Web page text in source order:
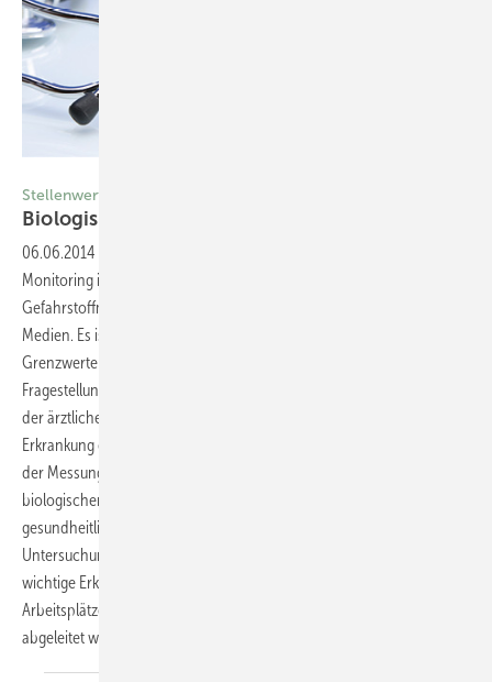
Stellenwert in der arbeitsmedizinischen Vorsorge
Biologisches
06.06.2014
Monitoring ist weit mehr als die Bestimmung von Gefahrstoffen oder
Gefahrstoffmetaboliten in Blut, Urin oder anderen biologischen
Medien. Es ist kein Instrument, um zu prüfen, ob bei Arbeitnehmern
Grenzwerte eingehalten werden. Vielmehr wird es mit der gleichen
Fragestellung eingesetzt wie auch andere Untersuchungsmethoden in
der ärztlichen Praxis, die ein gesundheitliches Risiko vor Eintritt einer
Erkrankung erfassen sollen, wie die Bestimmung der Blut-fette oder
der Messung des Blutdrucks. Primäres Ziel der Durchführung eines
biologischen Monitoring ist daher stets die Beurteilung der
gesundheitlichen Gefährdung des Einzelnen. Werden die
Untersuchungs-ergebnisse systematisch ausgewertet, können
wichtige Erkenntnisse für die Gefährdungsbeurteilung an
Arbeitsplätzen und über die Effektivität von Schutzmaßnahmen
abgeleitet werden. Hans